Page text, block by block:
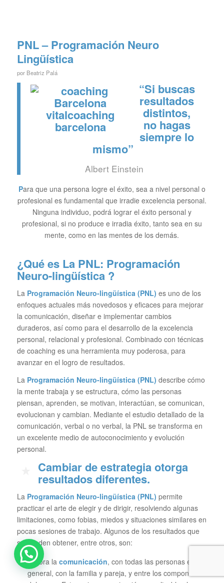
PNL – Programación Neuro
Lingüística
por Beatriz Palá
“Si buscas
resultados
distintos,
no hagas
siempre lo
mismo”
Albert Einstein
Para que una persona logre el éxito, sea a nivel personal o
profesional es fundamental que irradie excelencia personal.
Ninguna individuo, podrá lograr el éxito personal y
profesional, si no produce e irradia éxito, tanto sea en su
mente, como en las mentes de los demás.
¿Qué es La PNL: Programación
Neuro-lingüística ?
La Programación Neuro-lingüística (PNL) es uno de los
enfoques actuales más novedosos y eficaces para mejorar
la comunicación, diseñar e implementar cambios
duraderos, así como para el desarrollo de la excelencia
personal, relacional y profesional. Combinado con técnicas
de coaching es una herramienta muy poderosa, para
avanzar en el logro de resultados.
La Programación Neuro-lingüística (PNL) describe cómo
la mente trabaja y se estructura, cómo las personas
piensan, aprenden, se motivan, interactúan, se comunican,
evolucionan y cambian. Mediante el estudio detallado de la
comunicación, verbal o no verbal, la PNL se transforma en
un excelente medio de autoconocimiento y evolución
personal.
Cambiar de estrategia otorga
resultados diferentes.
La Programación Neuro-lingüística (PNL) permite
practicar el arte de elegir y de dirigir, resolviendo algunas
limitaciones, como fobias, miedos y situaciones similares en
pocas sesiones de trabajo. Algunos de los resultados que
se pueden obtener, entre otros, son:
Mejora la comunicación, con todas las personas en
general, con la familia y pareja, y entre los componentes